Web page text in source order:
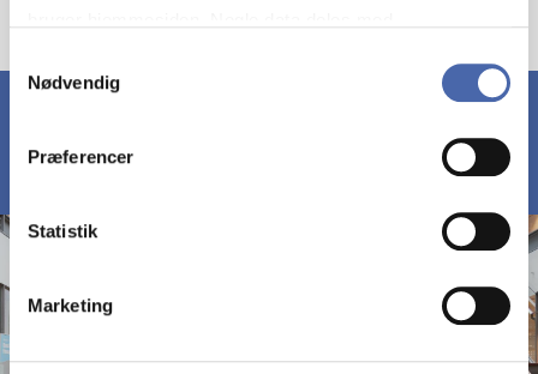
markedsføring. Du bestemmer selv - og kan altid trække
Nødvendig
Præferencer
Statistik
Marketing